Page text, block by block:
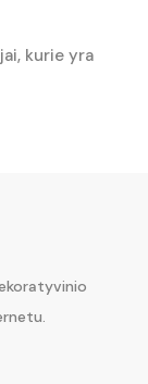
kurie yra